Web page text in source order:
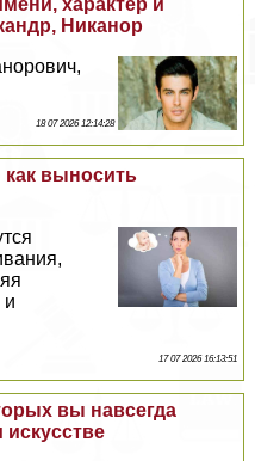
хаpaктер и
Никанор
18 07 2026 12:14:28
выносить
и
17 07 2026 16:13:51
вы навсегда